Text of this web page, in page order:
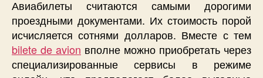
Авиабилеты считаются самыми дорогими
проездными документами. Их стоимость порой
исчисляется сотнями долларов. Вместе с тем
bilete de avion вполне можно приобретать через
специализированные сервисы в режиме